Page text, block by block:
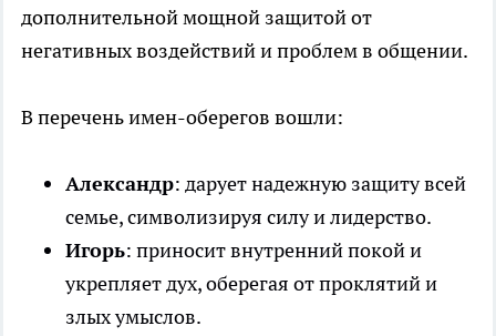
дополнительной мощной защитой от
негативных воздействий и проблем в общении.
В перечень имен-оберегов вошли:
Александр: дарует надежную защиту всей
семье, символизируя силу и лидерство.
Игорь: приносит внутренний покой и
укрепляет дух, оберегая от проклятий и
злых умыслов.